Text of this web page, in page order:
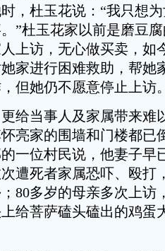
，杜玉花说：“我只想
”杜玉花家以前是磨豆
上访，无心做买卖，如
家进行困难救助，帮她
但她仍不愿意停止上访
给当事人及家属带来难
亮家的围墙和门楼都已
一位村民说，他妻子早
遭死者家属恐吓、殴打
80多岁的母亲多次上访
给菩萨磕头磕出的鸡蛋